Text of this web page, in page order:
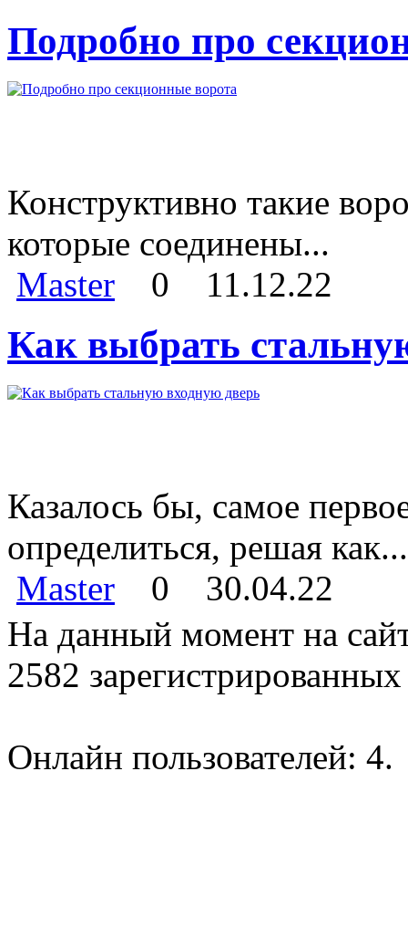
Подробно про
Конструктивно такие
которые соединены...
Master
0 11.12.22
Как выбрать
Казалось бы, самое
определиться, решая как...
Master
0
30.04.22
На данный момент на
2582 зарегистрированных
Онлайн пользователей: 4.